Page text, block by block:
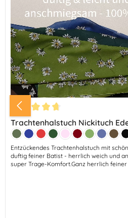
Durchschnittliche Bewertung
Trachtenhalstuch Nickituch
Farbe:
Lodengrün
MarineRot TanneHellrosaBordeaux
Apfel
Entzückendes Trachtenhalstuch mit
duftig feiner Batist - herrlich weich und
super Trage-Komfort.Ganz herrlich